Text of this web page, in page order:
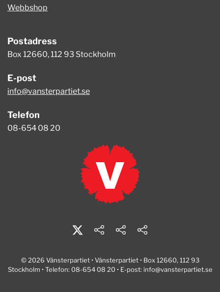
Webbshop
Postadress
Box 12660, 112 93 Stockholm
E-post
info@vansterpartiet.se
Telefon
08-654 08 20
© 2026 Vänsterpartiet • Vänsterpartiet • Box 12660, 112 93
Stockholm • Telefon: 08-654 08 20 • E-post: info@vansterpartiet.se